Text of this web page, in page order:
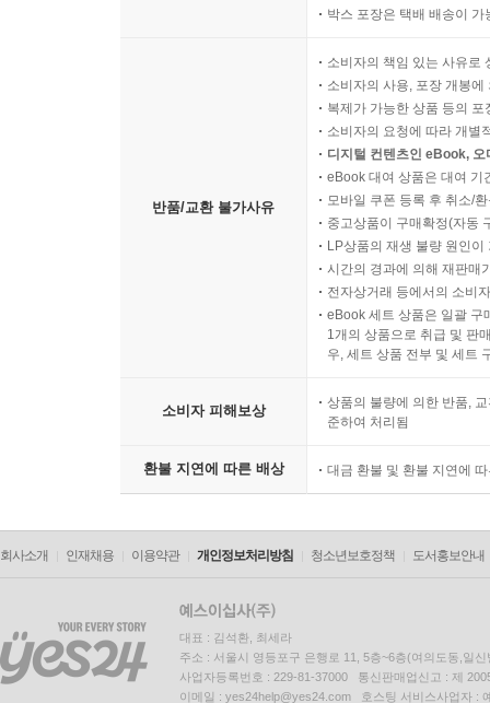
박스 포장은 택배 배송이
반품/교환 불가사유
소비자의 책임 있는 사유로
소비자의 사용, 포장 개봉
복제가 가능한 상품 등의
소비자의 요청에 따라 개별
디지털 컨텐츠인 eBook,
eBook 대여 상품은 대여 기
모바일 쿠폰 등록 후 취소/
중고상품이 구매확정(자동
LP상품의 재생 불량 원인
시간의 경과에 의해 재판매
전자상거래 등에서의 소비
eBook 세트 상품은 일괄 구
1개의 상품으로 취급 및 판
우, 세트 상품 전부 및 세트
소비자 피해보상
상품의 불량에 의한 반품,
준하여 처리됨
환불 지연에 따른 배상 대금 환불 및 환불 지연에
회사소개 인재채용 이용약관 개인정보처리방침 청소년보호정책 도서홍보안내
대표 : 김석환, 최세라
주소 : 서울시 영등포구 은행로 11, 5층~6층(여의도동,일신
사업자등록번호 : 229-81-37000 통신판매업신고 : 제
이메일 : yes24help@yes24.com 호스팅 서비스사업자 :